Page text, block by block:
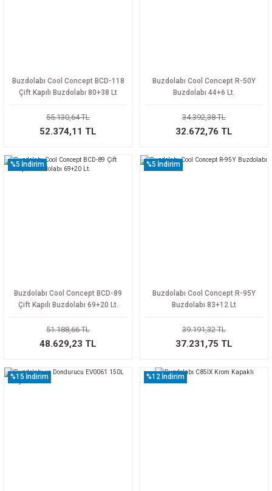
Buzdolabı Cool Concept BCD-118
Çift Kapılı Buzdolabı 80+38 Lt
55.130,64 TL
52.374,11 TL
Buzdolabı Cool Concept R-50Y
Buzdolabı 44+6 Lt.
34.392,38 TL
32.672,76 TL
%5 İndirim
Buzdolabı Cool Concept BCD-89
Çift Kapılı Buzdolabı 69+20 Lt.
51.188,66 TL
48.629,23 TL
%5 İndirim
Buzdolabı Cool Concept R-95Y
Buzdolabı 83+12 Lt
39.191,32 TL
37.231,75 TL
%15 İndirim %12 İndirim